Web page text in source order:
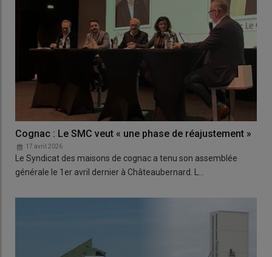
Cognac : Le SMC veut « une phase de réajustement »
17 avril 2026
Le Syndicat des maisons de cognac a tenu son assemblée
générale le 1er avril dernier à Châteaubernard. L…